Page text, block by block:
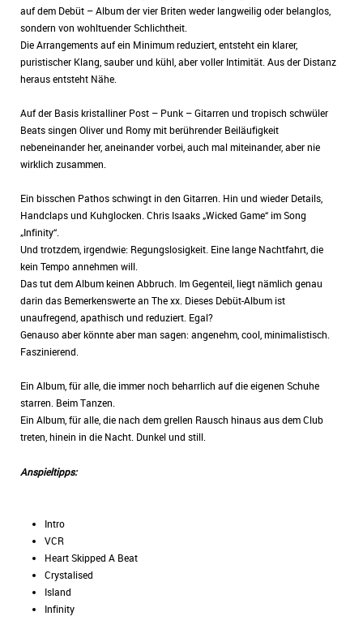
auf dem Debüt – Album der vier Briten weder langweilig oder belanglos,
sondern von wohltuender Schlichtheit.
Die Arrangements auf ein Minimum reduziert, entsteht ein klarer,
puristischer Klang, sauber und kühl, aber voller Intimität. Aus der Distanz
heraus entsteht Nähe.
Auf der Basis kristalliner Post – Punk – Gitarren und tropisch schwüler
Beats singen Oliver und Romy mit berührender Beiläufigkeit
nebeneinander her, aneinander vorbei, auch mal miteinander, aber nie
wirklich zusammen.
Ein bisschen Pathos schwingt in den Gitarren. Hin und wieder Details,
Handclaps und Kuhglocken. Chris Isaaks „Wicked Game“ im Song
„Infinity“.
Und trotzdem, irgendwie: Regungslosigkeit. Eine lange Nachtfahrt, die
kein Tempo annehmen will.
Das tut dem Album keinen Abbruch. Im Gegenteil, liegt nämlich genau
darin das Bemerkenswerte an The xx. Dieses Debüt-Album ist
unaufregend, apathisch und reduziert. Egal?
Genauso aber könnte aber man sagen: angenehm, cool, minimalistisch.
Faszinierend.
Ein Album, für alle, die immer noch beharrlich auf die eigenen Schuhe
starren. Beim Tanzen.
Ein Album, für alle, die nach dem grellen Rausch hinaus aus dem Club
treten, hinein in die Nacht. Dunkel und still.
Anspieltipps:
Intro
VCR
Heart Skipped A Beat
Crystalised
Island
Infinity